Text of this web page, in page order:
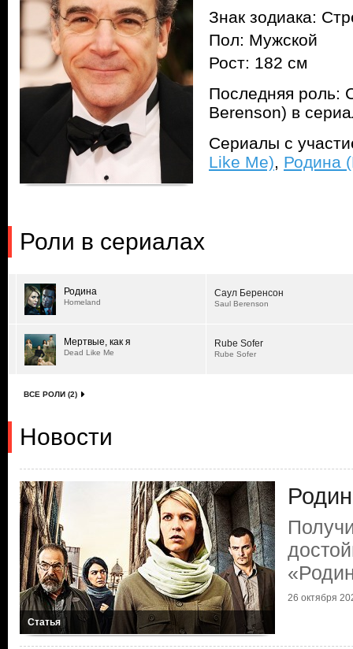
Знак зодиака:
Пол: Мужской
Рост: 182 см
Последняя роль:
Berenson) в
Сериалы с
Like Me), Родина
Роли в сериалах
Родина
Homeland
Саул Беренсон
Saul Berenson
Мертвые, как я
Dead Like Me
Rube Sofer
Rube Sofer
ВСЕ РОЛИ (2)
Новости
Статья
26 октября